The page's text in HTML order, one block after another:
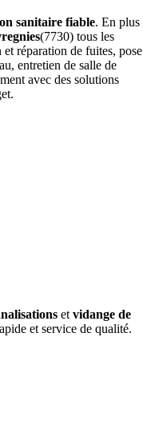
sanitaire fiable. En plus
(7730) tous les
et réparation de fuites, pose
entretien de salle de
avec des solutions
et vidange de
et service de qualité.